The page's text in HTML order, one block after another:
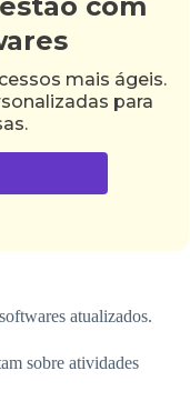
com
mais ágeis.
para
atualizados.
sobre atividades